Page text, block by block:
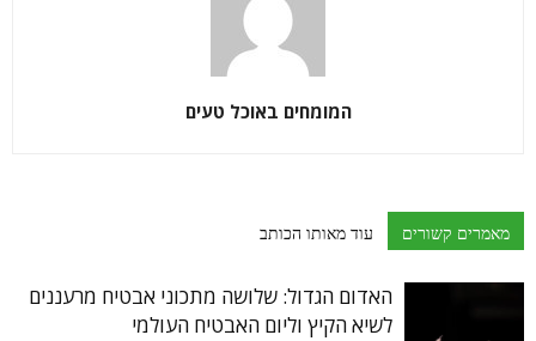
המומחים באוכל טעים
מאמרים קשורים עוד מאותו הכותב
האדום הגדול: שלושה מתכוני אבטיח מרעננים
לשיא הקיץ וליום האבטיח העולמי